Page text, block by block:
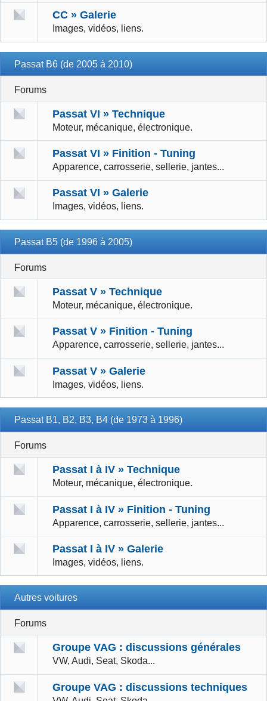
CC » Galerie
Images, vidéos, liens.
Passat B6 (de 2005 à 2010)
Forums
Passat VI » Technique
Moteur, mécanique, électronique.
Passat VI » Finition - Tuning
Apparence, carrosserie, sellerie, jantes...
Passat VI » Galerie
Images, vidéos, liens.
Passat B5 (de 1996 à 2005)
Forums
Passat V » Technique
Moteur, mécanique, électronique.
Passat V » Finition - Tuning
Apparence, carrosserie, sellerie, jantes...
Passat V » Galerie
Images, vidéos, liens.
Passat B1, B2, B3, B4 (de 1973 à 1996)
Forums
Passat I à IV » Technique
Moteur, mécanique, électronique.
Passat I à IV » Finition - Tuning
Apparence, carrosserie, sellerie, jantes...
Passat I à IV » Galerie
Images, vidéos, liens.
Autres voitures
Forums
Groupe VAG : discussions générales
VW, Audi, Seat, Skoda...
Groupe VAG : discussions techniques